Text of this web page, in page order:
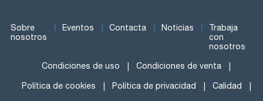
Sobre
nosotros
Eventos Contacta Noticias
Trabaja
con
nosotros
Condiciones de uso Condiciones de venta
Política de cookies Política de privacidad Calidad